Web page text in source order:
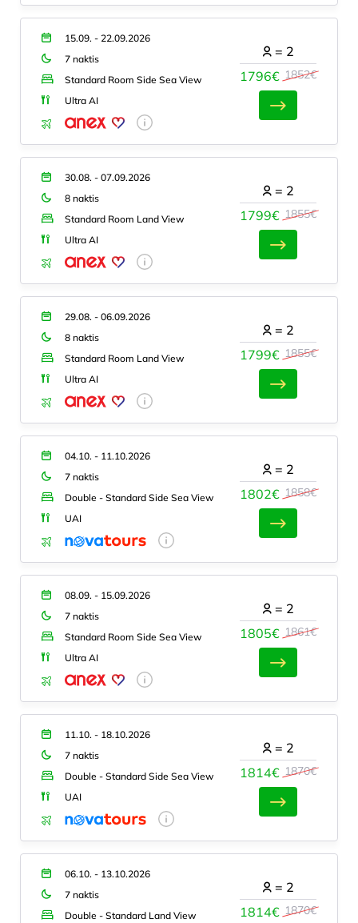
15.09. - 22.09.2026
7 naktis
Standard Room Side Sea View
Ultra AI
1796€ 1852€
= 2
30.08. - 07.09.2026
8 naktis
Standard Room Land View
Ultra AI
1799€ 1855€
= 2
29.08. - 06.09.2026
8 naktis
Standard Room Land View
Ultra AI
1799€ 1855€
= 2
04.10. - 11.10.2026
7 naktis
Double - Standard Side Sea View
UAI
1802€ 1858€
= 2
08.09. - 15.09.2026
7 naktis
Standard Room Side Sea View
Ultra AI
1805€ 1861€
= 2
11.10. - 18.10.2026
7 naktis
Double - Standard Side Sea View
UAI
1814€ 1870€
= 2
06.10. - 13.10.2026
7 naktis
Double - Standard Land View
1814€ 1870€
= 2